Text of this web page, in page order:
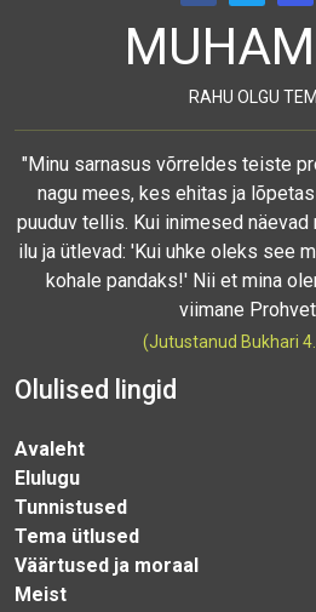
RAHU OLGU
"Minu sarnasus võrreldes teiste
nagu mees, kes ehitas ja
puuduv tellis. Kui inimesed
ilu ja ütlevad: 'Kui uhke oleks see
kohale pandaks!' Nii et mina
viimane
(Jutustanud Bukhari
Olulised lingid
Avaleht
Elulugu
Tunnistused
Tema ütlused
Väärtused ja moraal
Meist